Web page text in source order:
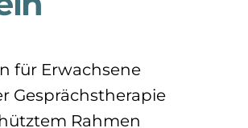
für Erwachsene
Gesprächstherapie
Rahmen